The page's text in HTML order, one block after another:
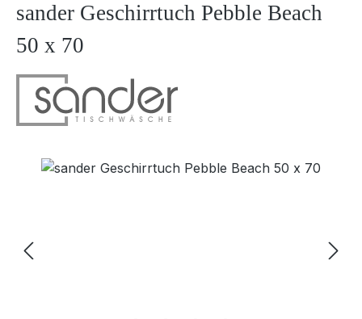
sander Geschirrtuch Pebble Beach
50 x 70
Bildergalerie überspringen